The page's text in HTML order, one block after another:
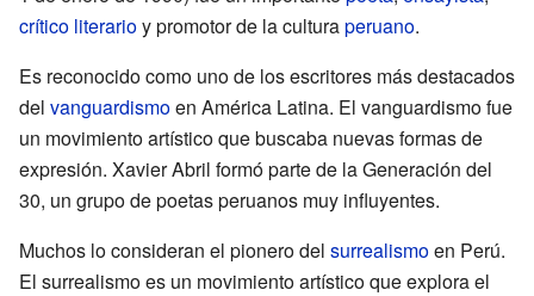
crítico literarioy promotor de la culturaperuano.
Es reconocido como uno de los escritores más destacados
del vanguardismoen América Latina. El vanguardismo fue
un movimiento artístico que buscaba nuevas formas de
expresión. Xavier Abril formó parte de la Generación del
30, un grupo de poetas peruanos muy influyentes.
Muchos lo consideran el pionero del surrealismoen Perú.
El surrealismo es un movimiento artístico que explora el